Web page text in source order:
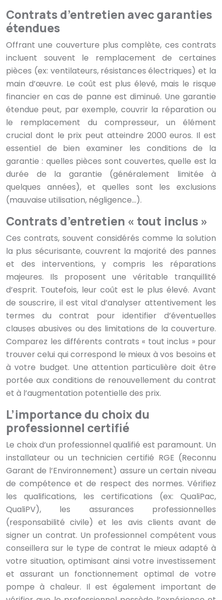
Contrats d’entretien avec garanties
étendues
Offrant une couverture plus complète, ces contrats
incluent souvent le remplacement de certaines
pièces (ex: ventilateurs, résistances électriques) et la
main d’œuvre. Le coût est plus élevé, mais le risque
financier en cas de panne est diminué. Une garantie
étendue peut, par exemple, couvrir la réparation ou
le remplacement du compresseur, un élément
crucial dont le prix peut atteindre 2000 euros. Il est
essentiel de bien examiner les conditions de la
garantie : quelles pièces sont couvertes, quelle est la
durée de la garantie (généralement limitée à
quelques années), et quelles sont les exclusions
(mauvaise utilisation, négligence…).
Contrats d’entretien « tout inclus »
Ces contrats, souvent considérés comme la solution
la plus sécurisante, couvrent la majorité des pannes
et des interventions, y compris les réparations
majeures. Ils proposent une véritable tranquillité
d’esprit. Toutefois, leur coût est le plus élevé. Avant
de souscrire, il est vital d’analyser attentivement les
termes du contrat pour identifier d’éventuelles
clauses abusives ou des limitations de la couverture.
Comparez les différents contrats « tout inclus » pour
trouver celui qui correspond le mieux à vos besoins et
à votre budget. Une attention particulière doit être
portée aux conditions de renouvellement du contrat
et à l’augmentation potentielle des prix.
L’importance du choix du
professionnel certifié
Le choix d’un professionnel qualifié est paramount. Un
installateur ou un technicien certifié RGE (Reconnu
Garant de l’Environnement) assure un certain niveau
de compétence et de respect des normes. Vérifiez
les qualifications, les certifications (ex: QualiPac,
QualiPV), les assurances professionnelles
(responsabilité civile) et les avis clients avant de
signer un contrat. Un professionnel compétent vous
conseillera sur le type de contrat le mieux adapté à
votre situation, optimisant ainsi votre investissement
et assurant un fonctionnement optimal de votre
pompe à chaleur. Il est également important de